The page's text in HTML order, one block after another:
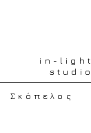
Σκόπελος
in-light
studio